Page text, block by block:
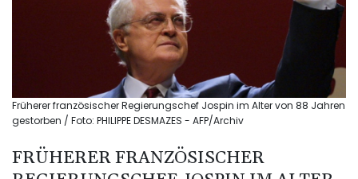
Früherer französischer Regierungschef Jospin im Alter von 88 Jahren
gestorben / Foto: PHILIPPE DESMAZES - AFP/Archiv
FRÜHERER FRANZÖSISCHER